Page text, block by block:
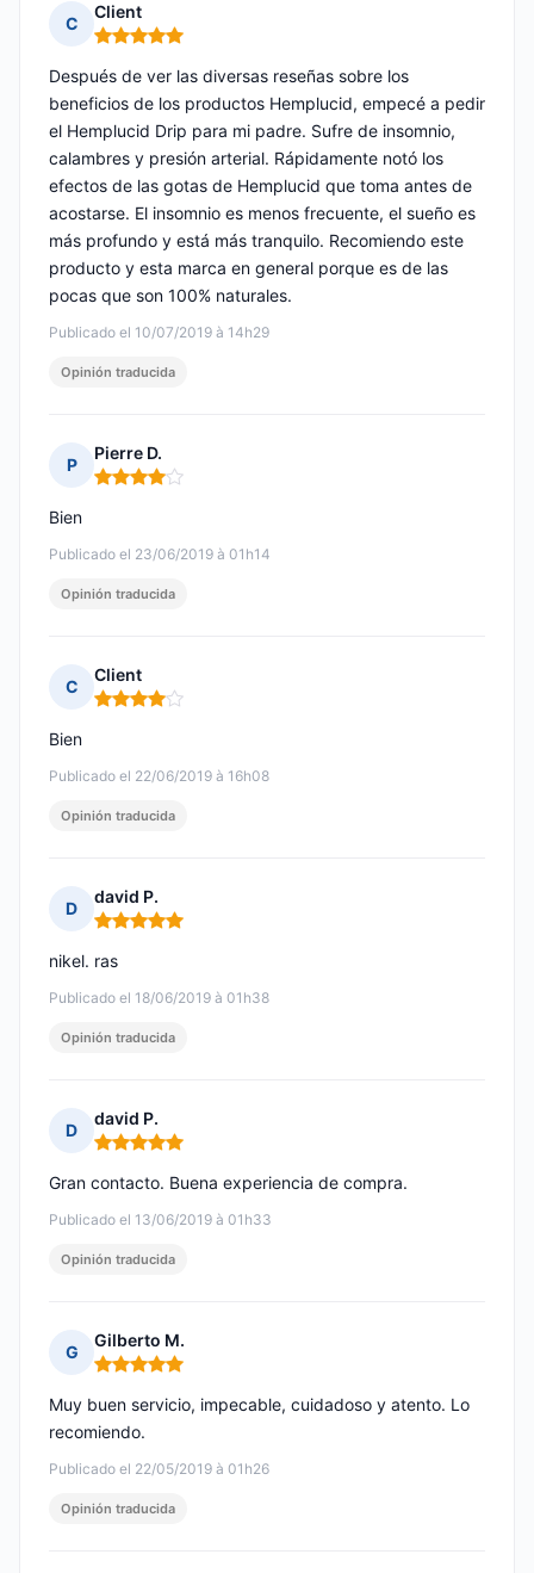
C
Client
Nota: 5 de 5
Publicado el 10/07/2019 à 14h29
Después de ver las diversas reseñas sobre los
beneficios de los productos Hemplucid, empecé a pedir
el Hemplucid Drip para mi padre. Sufre de insomnio,
calambres y presión arterial. Rápidamente notó los
efectos de las gotas de Hemplucid que toma antes de
acostarse. El insomnio es menos frecuente, el sueño es
más profundo y está más tranquilo. Recomiendo este
producto y esta marca en general porque es de las
pocas que son 100% naturales.
Opinión traducida
P
Pierre D.
Nota: 4 de 5
Publicado el 23/06/2019 à 01h14
Bien
Opinión traducida
C
Client
Nota: 4 de 5
Publicado el 22/06/2019 à 16h08
Bien
Opinión traducida
D
david P.
Nota: 5 de 5
Publicado el 18/06/2019 à 01h38
nikel. ras
Opinión traducida
D
david P.
Nota: 5 de 5
Publicado el 13/06/2019 à 01h33
Gran contacto. Buena experiencia de compra.
Opinión traducida
G
Gilberto M.
Nota: 5 de 5
Publicado el 22/05/2019 à 01h26
Muy buen servicio, impecable, cuidadoso y atento. Lo
recomiendo.
Opinión traducida